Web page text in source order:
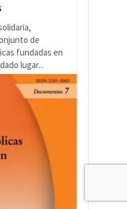
de
fundadas en
lugar...